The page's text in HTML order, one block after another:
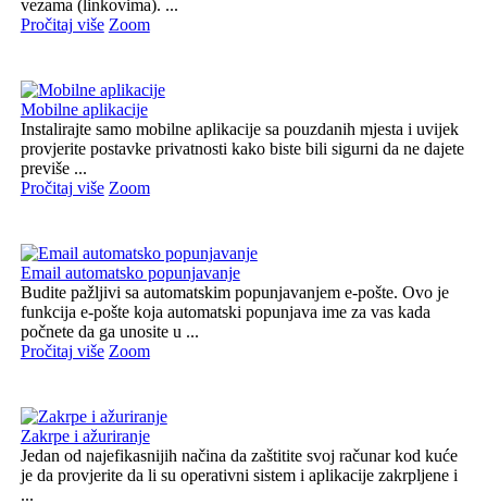
vezama (linkovima). ...
Pročitaj više Zoom
Mobilne aplikacije
Instalirajte samo mobilne aplikacije sa pouzdanih mjesta i uvijek
provjerite postavke privatnosti kako biste bili sigurni da ne dajete
previše ...
Pročitaj više Zoom
Email automatsko popunjavanje
Budite pažljivi sa automatskim popunjavanjem e-pošte. Ovo je
funkcija e-pošte koja automatski popunjava ime za vas kada
počnete da ga unosite u ...
Pročitaj više Zoom
Zakrpe i ažuriranje
Jedan od najefikasnijih načina da zaštitite svoj računar kod kuće
je da provjerite da li su operativni sistem i aplikacije zakrpljene i
...